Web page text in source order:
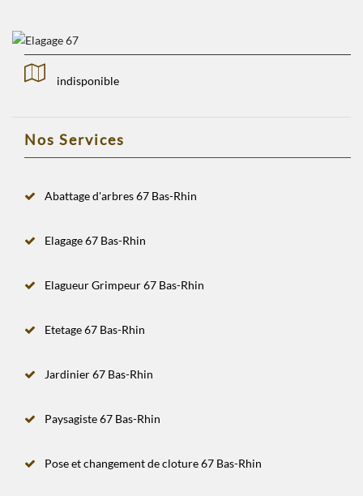
indisponible
Nos Services
Abattage d'arbres 67 Bas-Rhin
Elagage 67 Bas-Rhin
Elagueur Grimpeur 67 Bas-Rhin
Etetage 67 Bas-Rhin
Jardinier 67 Bas-Rhin
Paysagiste 67 Bas-Rhin
Pose et changement de cloture 67 Bas-Rhin